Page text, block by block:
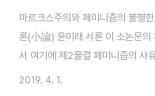
마르크스주의와 페미니즘의 불행
론(小論) 윤미래 서론 이 소논문의
서 여기에 제2물결 페미니즘의 사
고 시도했던 하이디 하트만의 유명
2019. 4. 1.